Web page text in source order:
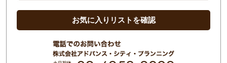
お気に入りリストを確認